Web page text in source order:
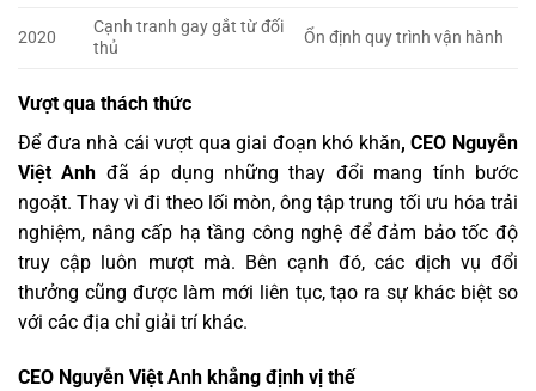
2020
Cạnh tranh gay gắt từ đối
thủ
Ổn định quy trình vận hành
Vượt qua thách thức
Để đưa nhà cái vượt qua giai đoạn khó khăn, CEO Nguyễn
Việt Anh đã áp dụng những thay đổi mang tính bước
ngoặt. Thay vì đi theo lối mòn, ông tập trung tối ưu hóa trải
nghiệm, nâng cấp hạ tầng công nghệ để đảm bảo tốc độ
truy cập luôn mượt mà. Bên cạnh đó, các dịch vụ đổi
thưởng cũng được làm mới liên tục, tạo ra sự khác biệt so
với các địa chỉ giải trí khác.
CEO Nguyễn Việt Anh khẳng định vị thế